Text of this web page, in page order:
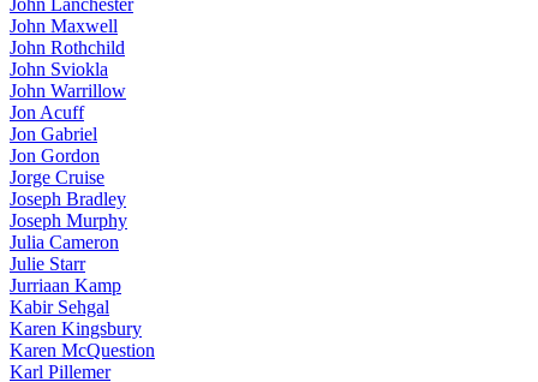
John Lanchester
John Maxwell
John Rothchild
John Sviokla
John Warrillow
Jon Acuff
Jon Gabriel
Jon Gordon
Jorge Cruise
Joseph Bradley
Joseph Murphy
Julia Cameron
Julie Starr
Jurriaan Kamp
Kabir Sehgal
Karen Kingsbury
Karen McQuestion
Karl Pillemer